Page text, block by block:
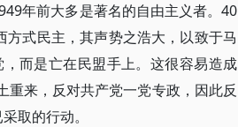
年前大多是著名的自由主义者。40
式民主，其声势之浩大，以致于马
而是亡在民盟手上。这很容易造成
来，反对共产党一党专政，因此反
取的行动。